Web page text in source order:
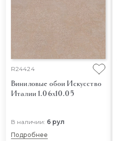
R24424
Виниловые обои Искусство
Италии 1.06x10.05
В наличии: 6 рул
Подробнее